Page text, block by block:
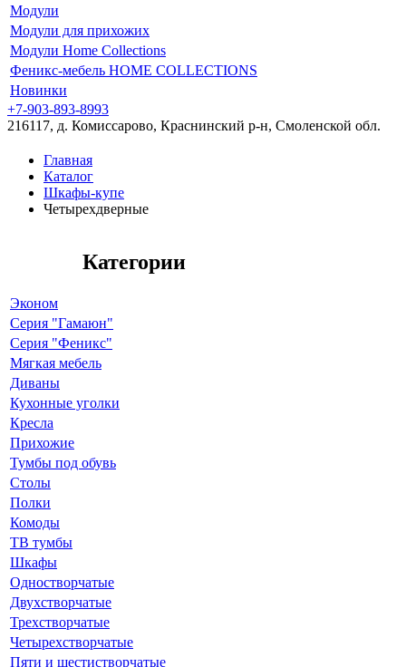
Модули
Модули для прихожих
Модули Home Collections
Феникс-мебель HOME COLLECTIONS
Новинки
+7-903-893-8993
216117, д. Комиссарово, Краснинский р-н, Смоленской обл.
Главная
Каталог
Шкафы-купе
Четырехдверные
Категории
Эконом
Серия "Гамаюн"
Серия "Феникс"
Мягкая мебель
Диваны
Кухонные уголки
Кресла
Прихожие
Тумбы под обувь
Столы
Полки
Комоды
ТВ тумбы
Шкафы
Одностворчатые
Двухстворчатые
Трехстворчатые
Четырехстворчатые
Пяти и шестистворчатые